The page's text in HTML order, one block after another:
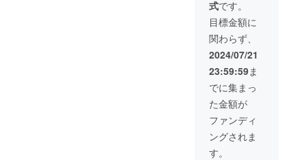
ネーム
でもOK
です ・
設置希
望され
ない場
合は
「な
し」と
記載く
ださい
＜該当
リター
「備考
欄」に
ご記入
くださ
い（15
文字以
内・サ
イズ30
㎝×10
㎝） ・
掲載は
文字の
みとな
日程な
どは個
別に相
談とな
ります
（予定
を組む
ので早
めにご
連絡く
ださ
い）。
・久高
ｇ）
ジャガ
イモ
（400
ｇ） ・
ドリン
ク引換
券 1枚
（※有効
期限：
2025/10
/31） ※
発送は
となり
ます）
・ドリ
ンク引
換券 1
枚 （※
有効期
限：
2025/10
/31） ＜
アイの
ハコご
利用に
式です。
目標金額に
関わらず、
2024/07/21
23:59:59ま
でに集まっ
た金額が
ファンディ
ングされま
す。